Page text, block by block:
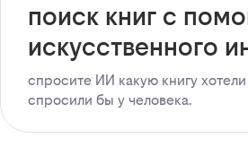
поиск книг с
искусственного
спросите ИИ какую книгу
спросили бы у человека.